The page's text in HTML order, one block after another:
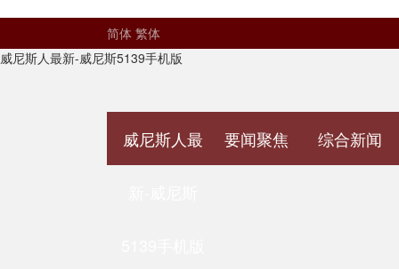
简体 繁体
威尼斯人最新-威尼斯5139手机版
威尼斯人最 要闻聚焦 综合新闻